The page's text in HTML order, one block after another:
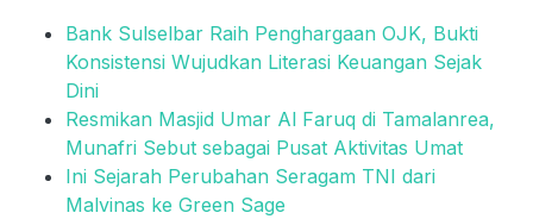
Bank Sulselbar Raih Penghargaan OJK, Bukti
Konsistensi Wujudkan Literasi Keuangan Sejak
Dini
Resmikan Masjid Umar Al Faruq di Tamalanrea,
Munafri Sebut sebagai Pusat Aktivitas Umat
Ini Sejarah Perubahan Seragam TNI dari
Malvinas ke Green Sage